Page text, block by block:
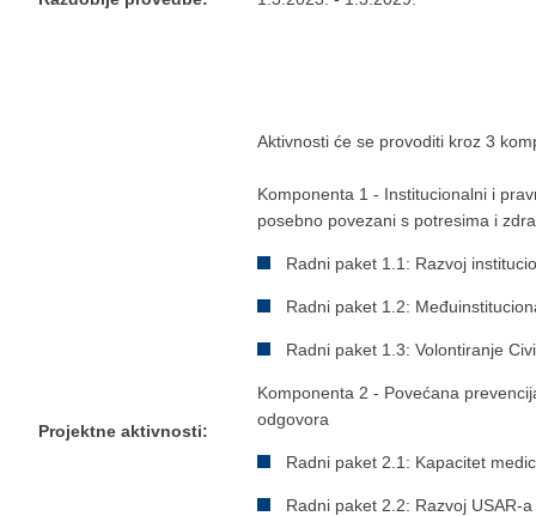
Projektne aktivnosti:
Aktivnosti će se provoditi kroz 3
Komponenta 1 - Institucionalni i
posebno povezani s potresima i
Radni paket 1.1: Razvoj
Radni paket 1.2:
Radni paket 1.3: Volontiranje
Komponenta 2 - Povećana
odgovora
Radni paket 2.1: Kapacitet
Radni paket 2.2: Razvoj USAR-a